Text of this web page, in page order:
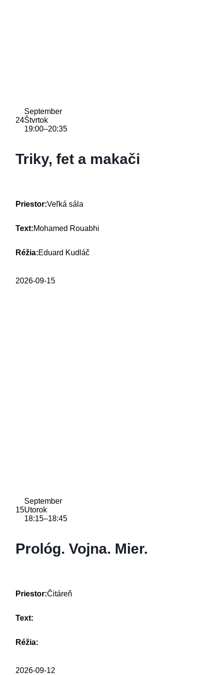
24
September
Štvrtok
19:00–20:35
Triky, fet a makači
Priestor:Veľká sála
Text:Mohamed Rouabhi
Réžia:Eduard Kudláč
2026-09-15
15
September
Utorok
18:15–18:45
Prológ. Vojna. Mier.
Priestor:Čitáreň
Text:
Réžia:
2026-09-12